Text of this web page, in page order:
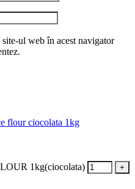
ul web în acest navigator
1kg(ciocolata)